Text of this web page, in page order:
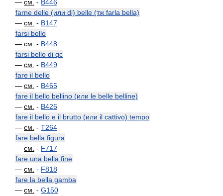
— см. - B446
farne delle (или di) belle (тж farla bella)
— см. - B147
farsi bello
— см. - B448
farsi bello di qc
— см. - B449
fare il bello
— см. - B465
fare il bello bellino (или le belle belline)
— см. - B426
fare il bello e il brutto (или il cattivo) tempo
— см. - T264
fare bella figura
— см. - F717
fare una bella fine
— см. - F818
fare la bella gamba
— см. - G150